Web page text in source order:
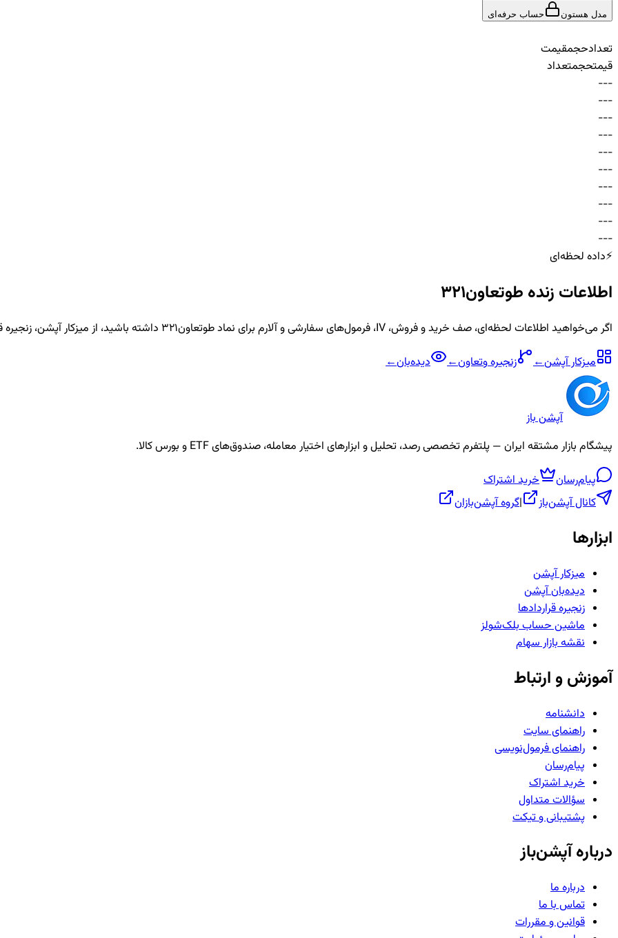
مدل هستون حساب حرفه‌ای
تعدادحجمقیمت
قیمتحجمتعداد
-
-
-
-
-
-
-
-
-
-
-
-
-
-
-
-
-
-
-
-
-
-
-
-
-
-
-
-
-
-
⚡داده لحظه‌ای
اطلاعات زنده طوتعاون321
اگر می‌خواهید اطلاعات لحظه‌ای، صف خرید و فروش، IV، فرمول‌های سفارشی و آلارم برای نماد طوتعاون321
داشته باشید، از میزکار آپشن، زنجیره
میزکار آپشن← زنجیرهوتعاون← دیده‌بان←
آپشن باز
پیشگام بازار مشتقه ایران — پلتفرم تخصصی رصد، تحلیل و ابزارهای اختیار معامله، صندوق‌های ETF و بورس کالا.
پیام‌رسان
خرید اشتراک
کانال آپشن‌باز
|گروه آپشن‌بازان
ابزارها
میزکار آپشن
دیده‌بان آپشن
زنجیره قراردادها
ماشین حساب بلک‌شولز
نقشه بازار سهام
آموزش و ارتباط
دانشنامه
راهنمای سایت
راهنمای فرمول‌نویسی
پیام‌رسان
خرید اشتراک
سؤالات متداول
پشتیبانی و تیکت
درباره آپشن‌باز
درباره ما
تماس با ما
قوانین و مقررات